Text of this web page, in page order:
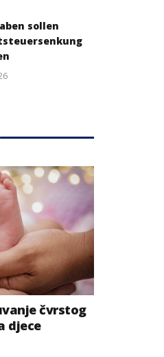
sollen
čvrstog
djece